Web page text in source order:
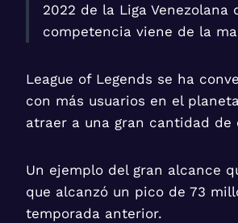
2022 de la Liga Venezolana
competencia viene de la
League of Legends se ha
con más usuarios en el
atraer a una gran cantidad
Un ejemplo del gran alcance
que alcanzó un pico de 73
temporada anterior.